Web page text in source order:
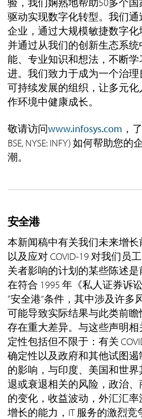
驱动实现数字化转型。我们
企业，通过大规模敏捷数字化
并通过从我们的创新生态系
能、专业知识和想法，不断
进。我们致力于成为一个治
可持续发展的组织，让多元
作环境中健康成长。
敬请访问www.infosys.com ，
BSE, NYSE: INFY) 如何帮助您
潮。
安全港
本新闻稿中有关我们未来增
以及应对 COVID-19 对我们员
关者影响的计划的某些陈述
在符合 1995 年《私人证券诉
“安全港”条件，其中涉及许多
可能导致实际结果与此类前
存在重大差异。与这些声明
定性包括但不限于：有关
确定性以及政府和其他试图
的影响，与印度、美国和世
退或衰退相关的风险，政治
的变化，收益波动，外汇汇
增长的能力，IT 服务的激烈